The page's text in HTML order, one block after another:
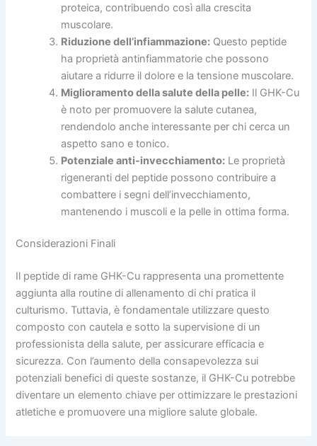
proteica, contribuendo così alla crescita
muscolare.
Riduzione dell’infiammazione: Questo peptide
ha proprietà antinfiammatorie che possono
aiutare a ridurre il dolore e la tensione muscolare.
Miglioramento della salute della pelle: Il GHK-Cu
è noto per promuovere la salute cutanea,
rendendolo anche interessante per chi cerca un
aspetto sano e tonico.
Potenziale anti-invecchiamento: Le proprietà
rigeneranti del peptide possono contribuire a
combattere i segni dell’invecchiamento,
mantenendo i muscoli e la pelle in ottima forma.
Considerazioni Finali
Il peptide di rame GHK-Cu rappresenta una promettente
aggiunta alla routine di allenamento di chi pratica il
culturismo. Tuttavia, è fondamentale utilizzare questo
composto con cautela e sotto la supervisione di un
professionista della salute, per assicurare efficacia e
sicurezza. Con l’aumento della consapevolezza sui
potenziali benefici di queste sostanze, il GHK-Cu potrebbe
diventare un elemento chiave per ottimizzare le prestazioni
atletiche e promuovere una migliore salute globale.